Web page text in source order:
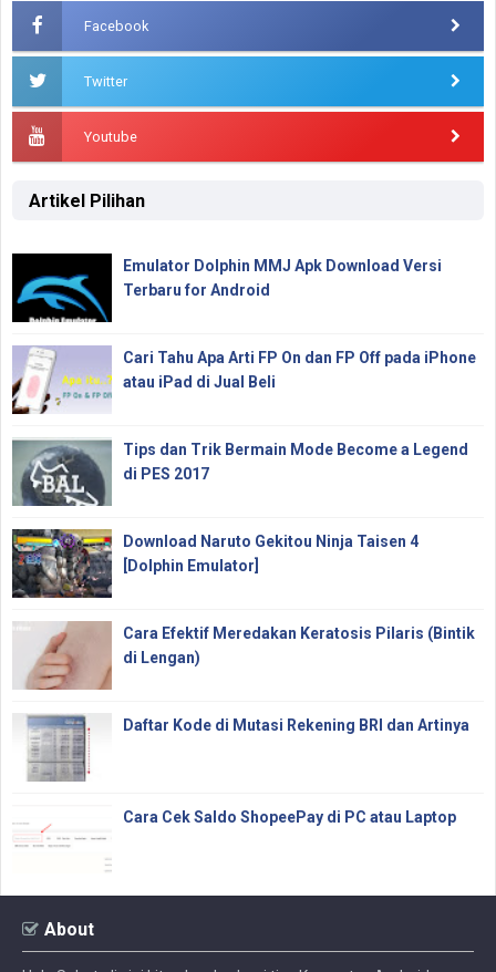
Facebook
Twitter
Youtube
Artikel Pilihan
Emulator Dolphin MMJ Apk Download Versi
Terbaru for Android
Cari Tahu Apa Arti FP On dan FP Off pada iPhone
atau iPad di Jual Beli
Tips dan Trik Bermain Mode Become a Legend
di PES 2017
Download Naruto Gekitou Ninja Taisen 4
[Dolphin Emulator]
Cara Efektif Meredakan Keratosis Pilaris (Bintik
di Lengan)
Daftar Kode di Mutasi Rekening BRI dan Artinya
Cara Cek Saldo ShopeePay di PC atau Laptop
About